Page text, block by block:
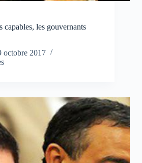
capables, les gouvernants
octobre 2017